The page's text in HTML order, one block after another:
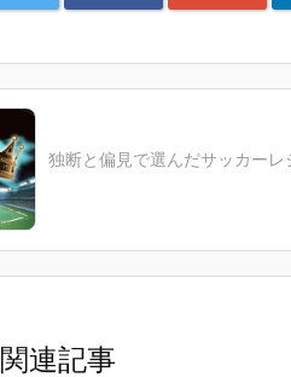
独断と偏見で選んだサッカーレ
関連記事